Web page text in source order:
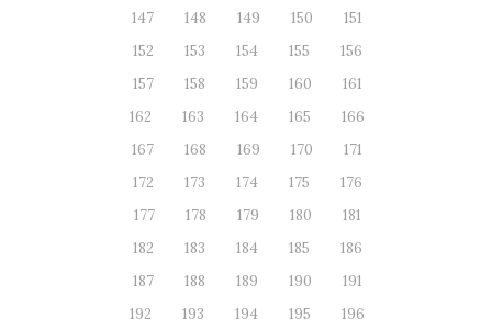
147
148 149 150
151
152
153 154 155
156
157
158 159 160
161
162
163 164 165
166
167
168 169 170
171
172
173 174 175
176
177
178 179 180
181
182
183 184 185
186
187
188 189 190
191
192
193 194 195
196